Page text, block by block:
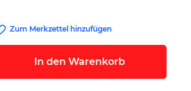
Zum Merkzettel hinzufügen
In den Warenkorb